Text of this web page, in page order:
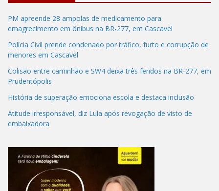
PM apreende 28 ampolas de medicamento para
emagrecimento em ônibus na BR-277, em Cascavel
Polícia Civil prende condenado por tráfico, furto e corrupção de
menores em Cascavel
Colisão entre caminhão e SW4 deixa três feridos na BR-277, em
Prudentópolis
História de superação emociona escola e destaca inclusão
Atitude irresponsável, diz Lula após revogação de visto de
embaixadora